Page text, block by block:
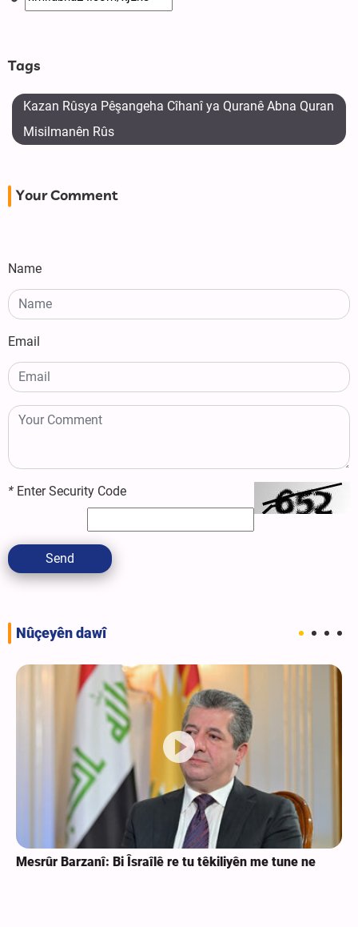
Tags
Kazan Rûsya Pêşangeha Cîhanî ya Quranê Abna Quran
Misilmanên Rûs
Your Comment
Name
Email
* Enter Security Code
Send
Nûçeyên dawî
Mesrûr Barzanî: Bi Îsraîlê re tu têkiliyên me tune ne